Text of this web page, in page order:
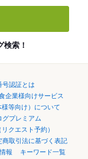
検索！
号認証とは
企業様向けサービス
等向け）について
グプレミアム
クエスト予約）
商取引法に基づく表記
報
キーワード一覧